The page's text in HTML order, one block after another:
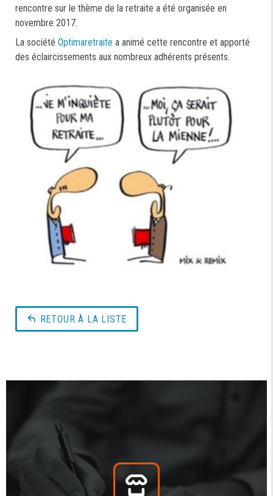
rencontre sur le thème de la retraite a été organisée en
novembre 2017.
La société Optimaretraite a animé cette rencontre et apporté
des éclaircissements aux nombreux adhérents présents.
RETOUR À LA LISTE